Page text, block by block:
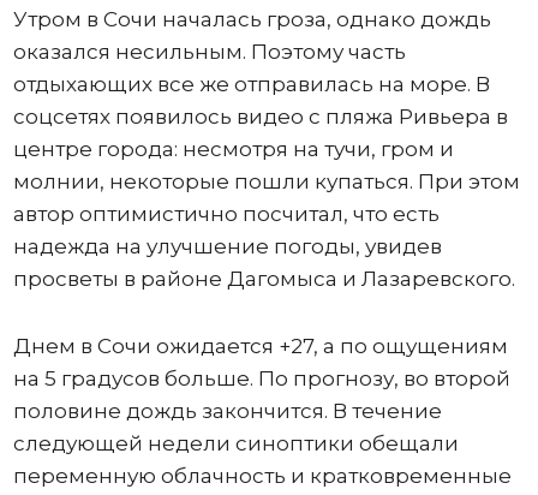
Утром в Сочи началась гроза, однако дождь
оказался несильным. Поэтому часть
отдыхающих все же отправилась на море. В
соцсетях появилось видео с пляжа Ривьера в
центре города: несмотря на тучи, гром и
молнии, некоторые пошли купаться. При этом
автор оптимистично посчитал, что есть
надежда на улучшение погоды, увидев
просветы в районе Дагомыса и Лазаревского.
Днем в Сочи ожидается +27, а по ощущениям
на 5 градусов больше. По прогнозу, во второй
половине дождь закончится. В течение
следующей недели синоптики обещали
переменную облачность и кратковременные